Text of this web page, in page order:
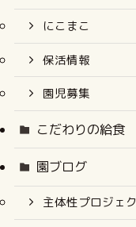
にこまこ
保活情報
園児募集
こだわりの給食
園ブログ
主体性プロジェ